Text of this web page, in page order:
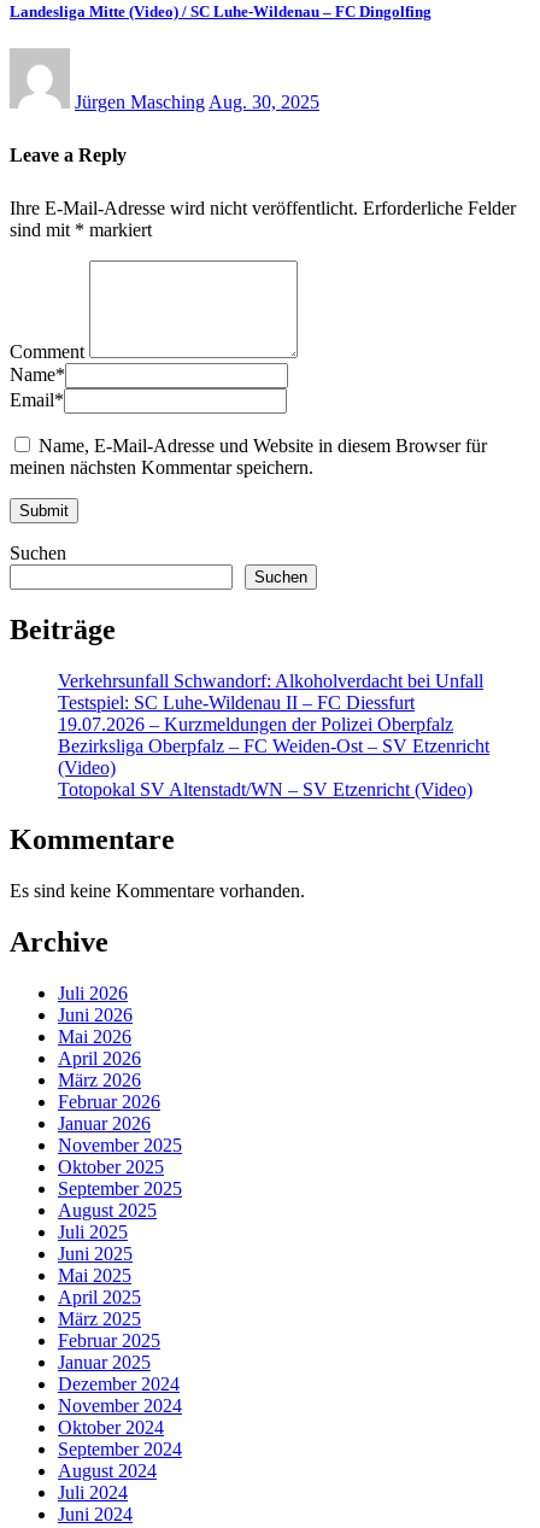
Landesliga Mitte (Video) / SC Luhe-Wildenau – FC Dingolfing
Jürgen Masching Aug. 30, 2025
Leave a Reply
Ihre E-Mail-Adresse wird nicht veröffentlicht. Erforderliche Felder
sind mit * markiert
Comment
Name*
Email*
Name, E-Mail-Adresse und Website in diesem Browser für
meinen nächsten Kommentar speichern.
Suchen
Suchen
Beiträge
Verkehrsunfall Schwandorf: Alkoholverdacht bei Unfall
Testspiel: SC Luhe-Wildenau II – FC Diessfurt
19.07.2026 – Kurzmeldungen der Polizei Oberpfalz
Bezirksliga Oberpfalz – FC Weiden-Ost – SV Etzenricht
(Video)
Totopokal SV Altenstadt/WN – SV Etzenricht (Video)
Kommentare
Es sind keine Kommentare vorhanden.
Archive
Juli 2026
Juni 2026
Mai 2026
April 2026
März 2026
Februar 2026
Januar 2026
November 2025
Oktober 2025
September 2025
August 2025
Juli 2025
Juni 2025
Mai 2025
April 2025
März 2025
Februar 2025
Januar 2025
Dezember 2024
November 2024
Oktober 2024
September 2024
August 2024
Juli 2024
Juni 2024